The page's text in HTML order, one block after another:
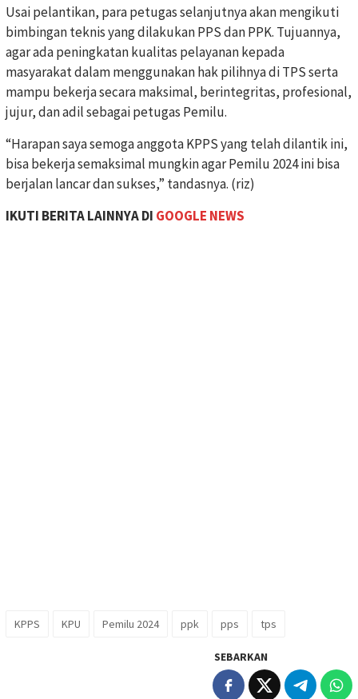
Usai pelantikan, para petugas selanjutnya akan mengikuti
bimbingan teknis yang dilakukan PPS dan PPK. Tujuannya,
agar ada peningkatan kualitas pelayanan kepada
masyarakat dalam menggunakan hak pilihnya di TPS serta
mampu bekerja secara maksimal, berintegritas, profesional,
jujur, dan adil sebagai petugas Pemilu.
“Harapan saya semoga anggota KPPS yang telah dilantik ini,
bisa bekerja semaksimal mungkin agar Pemilu 2024 ini bisa
berjalan lancar dan sukses,” tandasnya. (riz)
IKUTI BERITA LAINNYA DI GOOGLE NEWS
KPPS KPU Pemilu 2024 ppk pps tps
SEBARKAN